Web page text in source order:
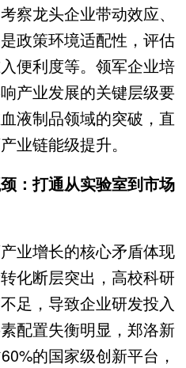
察龙头企业带动效应、
政策环境适配性，评估
便利度等。领军企业培
产业发展的关键层级要
液制品领域的突破，直
业链能级提升。
：打通从实验室到市场
增长的核心矛盾体现
化断层突出，高校科研
足，导致企业研发投入
配置失衡明显，郑洛新
的国家级创新平台，